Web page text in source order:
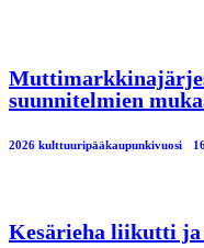
suunnitelmien
2026 kulttuuripääkaupunkivuosi
Kesärieha liikutti